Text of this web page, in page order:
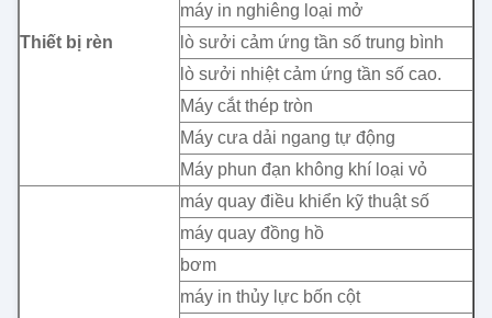
Thiết bị rèn
máy in nghiêng loại mở
lò sưởi cảm ứng tần số trung bình
lò sưởi nhiệt cảm ứng tần số cao.
Máy cắt thép tròn
Máy cưa dải ngang tự động
Máy phun đạn không khí loại vỏ
máy quay điều khiển kỹ thuật số
máy quay đồng hồ
bơm
máy in thủy lực bốn cột